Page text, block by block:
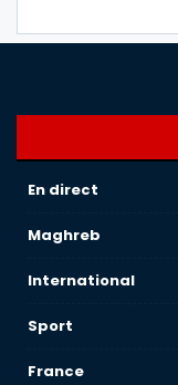
En direct
Maghreb
International
Sport
France